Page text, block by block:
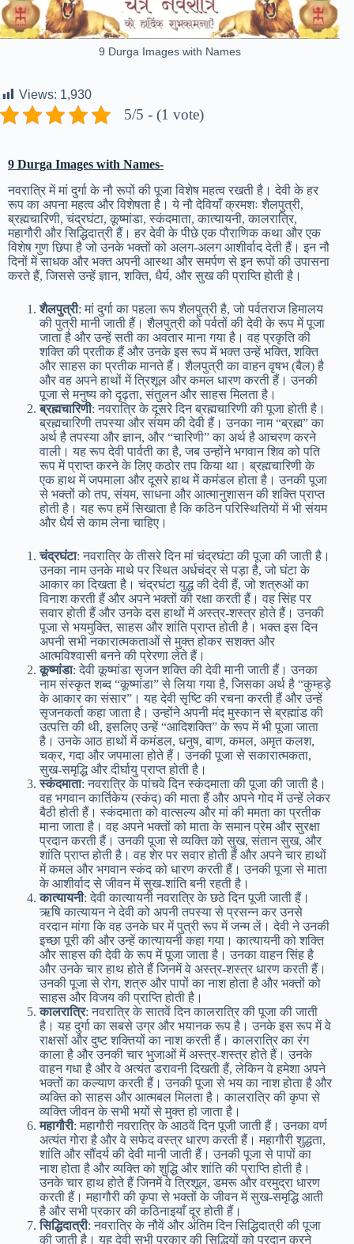
9 Durga Images with Names
Views: 1,930
5/5 - (1 vote)
9 Durga Images with Names-
नवरात्रि में मां दुर्गा के नौ रूपों की पूजा विशेष महत्व रखती है। देवी के हर
रूप का अपना महत्व और विशेषता है। ये नौ देवियाँ क्रमशः शैलपुत्री,
ब्रह्मचारिणी, चंद्रघंटा, कूष्मांडा, स्कंदमाता, कात्यायनी, कालरात्रि,
महागौरी और सिद्धिदात्री हैं। हर देवी के पीछे एक पौराणिक कथा और एक
विशेष गुण छिपा है जो उनके भक्तों को अलग-अलग आशीर्वाद देती हैं। इन नौ
दिनों में साधक और भक्त अपनी आस्था और समर्पण से इन रूपों की उपासना
करते हैं, जिससे उन्हें ज्ञान, शक्ति, धैर्य, और सुख की प्राप्ति होती है।
शैलपुत्री: मां दुर्गा का पहला रूप शैलपुत्री है, जो पर्वतराज हिमालय
की पुत्री मानी जाती हैं। शैलपुत्री को पर्वतों की देवी के रूप में पूजा
जाता है और उन्हें सती का अवतार माना गया है। वह प्रकृति की
शक्ति की प्रतीक हैं और उनके इस रूप में भक्त उन्हें भक्ति, शक्ति
और साहस का प्रतीक मानते हैं। शैलपुत्री का वाहन वृषभ (बैल) है
और वह अपने हाथों में त्रिशूल और कमल धारण करती हैं। उनकी
पूजा से मनुष्य को दृढ़ता, संतुलन और साहस मिलता है।
ब्रह्मचारिणी: नवरात्रि के दूसरे दिन ब्रह्मचारिणी की पूजा होती है।
ब्रह्मचारिणी तपस्या और संयम की देवी हैं। उनका नाम “ब्रह्म” का
अर्थ है तपस्या और ज्ञान, और “चारिणी” का अर्थ है आचरण करने
वाली। यह रूप देवी पार्वती का है, जब उन्होंने भगवान शिव को पति
रूप में प्राप्त करने के लिए कठोर तप किया था। ब्रह्मचारिणी के
एक हाथ में जपमाला और दूसरे हाथ में कमंडल होता है। उनकी पूजा
से भक्तों को तप, संयम, साधना और आत्मानुशासन की शक्ति प्राप्त
होती है। यह रूप हमें सिखाता है कि कठिन परिस्थितियों में भी संयम
और धैर्य से काम लेना चाहिए।
चंद्रघंटा: नवरात्रि के तीसरे दिन मां चंद्रघंटा की पूजा की जाती है।
उनका नाम उनके माथे पर स्थित अर्धचंद्र से पड़ा है, जो घंटा के
आकार का दिखता है। चंद्रघंटा युद्ध की देवी हैं, जो शत्रुओं का
विनाश करती हैं और अपने भक्तों की रक्षा करती हैं। वह सिंह पर
सवार होती हैं और उनके दस हाथों में अस्त्र-शस्त्र होते हैं। उनकी
पूजा से भयमुक्ति, साहस और शांति प्राप्त होती है। भक्त इस दिन
अपनी सभी नकारात्मकताओं से मुक्त होकर सशक्त और
आत्मविश्वासी बनने की प्रेरणा लेते हैं।
कूष्मांडा: देवी कूष्मांडा सृजन शक्ति की देवी मानी जाती हैं। उनका
नाम संस्कृत शब्द “कूष्मांडा” से लिया गया है, जिसका अर्थ है “कुम्हड़े
के आकार का संसार”। यह देवी सृष्टि की रचना करती हैं और उन्हें
सृजनकर्ता कहा जाता है। उन्होंने अपनी मंद मुस्कान से ब्रह्मांड की
उत्पत्ति की थी, इसलिए उन्हें “आदिशक्ति” के रूप में भी पूजा जाता
है। उनके आठ हाथों में कमंडल, धनुष, बाण, कमल, अमृत कलश,
चक्र, गदा और जपमाला होते हैं। उनकी पूजा से सकारात्मकता,
सुख-समृद्धि और दीर्घायु प्राप्त होती है।
स्कंदमाता: नवरात्रि के पांचवे दिन स्कंदमाता की पूजा की जाती है।
वह भगवान कार्तिकेय (स्कंद) की माता हैं और अपने गोद में उन्हें लेकर
बैठी होती हैं। स्कंदमाता को वात्सल्य और मां की ममता का प्रतीक
माना जाता है। वह अपने भक्तों को माता के समान प्रेम और सुरक्षा
प्रदान करती हैं। उनकी पूजा से व्यक्ति को सुख, संतान सुख, और
शांति प्राप्त होती है। वह शेर पर सवार होती हैं और अपने चार हाथों
में कमल और भगवान स्कंद को धारण करती हैं। उनकी पूजा से माता
के आशीर्वाद से जीवन में सुख-शांति बनी रहती है।
कात्यायनी: देवी कात्यायनी नवरात्रि के छठे दिन पूजी जाती हैं।
ऋषि कात्यायन ने देवी को अपनी तपस्या से प्रसन्न कर उनसे
वरदान मांगा कि वह उनके घर में पुत्री रूप में जन्म लें। देवी ने उनकी
इच्छा पूरी की और उन्हें कात्यायनी कहा गया। कात्यायनी को शक्ति
और साहस की देवी के रूप में पूजा जाता है। उनका वाहन सिंह है
और उनके चार हाथ होते हैं जिनमें वे अस्त्र-शस्त्र धारण करती हैं।
उनकी पूजा से रोग, शत्रु और पापों का नाश होता है और भक्तों को
साहस और विजय की प्राप्ति होती है।
कालरात्रि: नवरात्रि के सातवें दिन कालरात्रि की पूजा की जाती
है। यह दुर्गा का सबसे उग्र और भयानक रूप है। उनके इस रूप में वे
राक्षसों और दुष्ट शक्तियों का नाश करती हैं। कालरात्रि का रंग
काला है और उनकी चार भुजाओं में अस्त्र-शस्त्र होते हैं। उनके
वाहन गधा है और वे अत्यंत डरावनी दिखती हैं, लेकिन वे हमेशा अपने
भक्तों का कल्याण करती हैं। उनकी पूजा से भय का नाश होता है और
व्यक्ति को साहस और आत्मबल मिलता है। कालरात्रि की कृपा से
व्यक्ति जीवन के सभी भयों से मुक्त हो जाता है।
महागौरी: महागौरी नवरात्रि के आठवें दिन पूजी जाती हैं। उनका वर्ण
अत्यंत गोरा है और वे सफेद वस्त्र धारण करती हैं। महागौरी शुद्धता,
शांति और सौंदर्य की देवी मानी जाती हैं। उनकी पूजा से पापों का
नाश होता है और व्यक्ति को शुद्धि और शांति की प्राप्ति होती है।
उनके चार हाथ होते हैं जिनमें वे त्रिशूल, डमरू और वरमुद्रा धारण
करती हैं। महागौरी की कृपा से भक्तों के जीवन में सुख-समृद्धि आती
है और सभी प्रकार की कठिनाइयाँ दूर होती हैं।
सिद्धिदात्री: नवरात्रि के नौवें और अंतिम दिन सिद्धिदात्री की पूजा
की जाती है। यह देवी सभी प्रकार की सिद्धियों को प्रदान करने